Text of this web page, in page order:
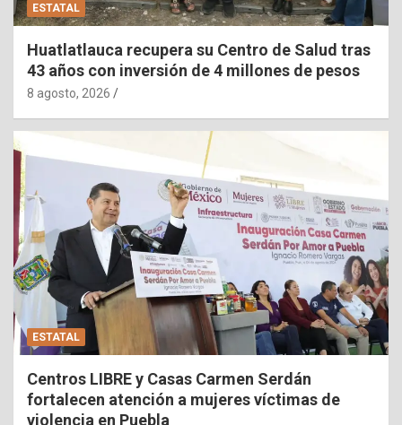
ESTATAL
Huatlatlauca recupera su Centro de Salud tras
43 años con inversión de 4 millones de pesos
8 agosto, 2026
ESTATAL
Centros LIBRE y Casas Carmen Serdán
fortalecen atención a mujeres víctimas de
violencia en Puebla